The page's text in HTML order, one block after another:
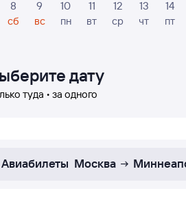
8
сб
9
вс
10
пн
11
вт
12
ср
13
чт
14
пт
дату
туда • за одного
Авиабилеты Москва